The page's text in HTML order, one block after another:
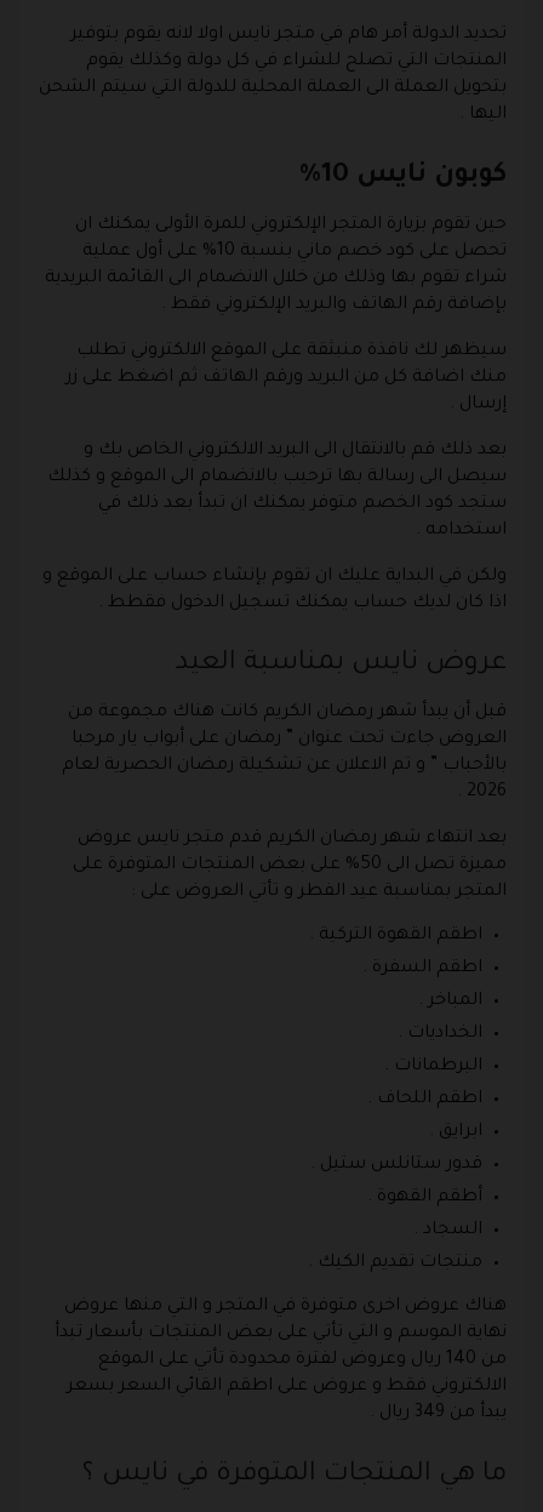
تحديد الدولة أمر هام في متجر نايس اولا لانه يقوم بتوفير
المنتجات التي تصلح للشراء في كل دولة وكذلك يقوم
بتحويل العملة الى العملة المحلية للدولة التي سيتم الشحن
اليها .
كوبون نايس 10%
حين تقوم بزيارة المتجر الإلكتروني للمرة الأولى يمكنك ان
تحصل على كود خصم ماني بنسبة 10% على أول عملية
شراء تقوم بها وذلك من خلال الانضمام الى القائمة البريدية
بإضافة رقم الهاتف والبريد الإلكتروني فقط .
سيظهر لك نافذة منبثقة على الموقع الالكتروني تطلب
منك اضافة كل من البريد ورقم الهاتف ثم اضغط على زر
إرسال .
بعد ذلك قم بالانتقال الى البريد الالكتروني الخاص بك و
سيصل الى رسالة بها ترحيب بالانضمام الى الموقع و كذلك
ستجد كود الخصم متوفر يمكنك ان تبدأ بعد ذلك في
استخدامه .
ولكن في البداية عليك ان تقوم بإنشاء حساب على الموقع و
اذا كان لديك حساب يمكنك تسجيل الدخول فقطط .
عروض نايس بمناسبة العيد
قبل أن يبدأ شهر رمضان الكريم كانت هناك مجموعة من
العروض جاءت تحت عنوان ” رمضان على أبواب يار مرحبا
بالأحباب ” و تم الاعلان عن تشكيلة رمضان الحصرية لعام
2026 .
بعد انتهاء شهر رمضان الكريم قدم متجر نايس عروض
مميزة تصل الى 50% على بعض المنتجات المتوفرة على
المتجر بمناسبة عيد الفطر و تأتي العروض على :
اطقم القهوة التركية .
اطقم السفرة .
المباخر .
الخداديات .
البرطمانات .
اطقم اللحاف .
ابرايق .
قدور ستانلس ستيل .
أطقم القهوة .
السجاد .
منتجات تقديم الكيك .
هناك عروض اخرى متوفرة في المتجر و التي منها عروض
نهاية الموسم و التي تأتي على بعض المنتجات بأسعار تبدأ
من 140 ريال وعروض لفترة محدودة تأتي على الموقع
الالكتروني فقط و عروض على اطقم القائي السعر بسعر
يبدأ من 349 ريال .
ما هي المنتجات المتوفرة في نايس ؟